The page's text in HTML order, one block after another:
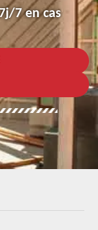
7 en cas